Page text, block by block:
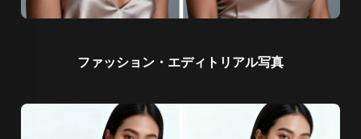
ファッション・エディトリアル写真